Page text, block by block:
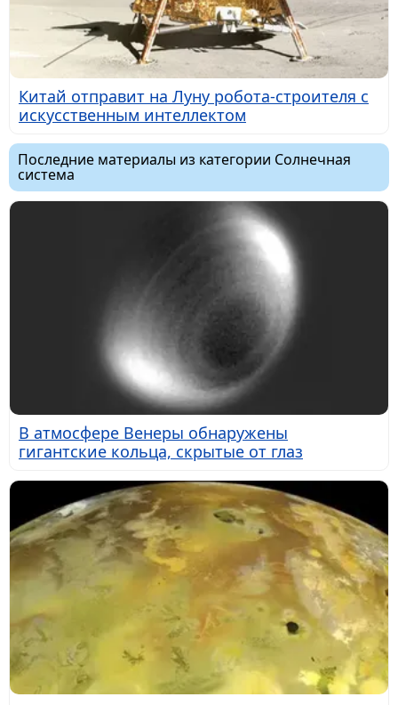
Китай отправит на Луну робота-строителя с
искусственным интеллектом
Последние материалы из категории Солнечная
система
В атмосфере Венеры обнаружены
гигантские кольца, скрытые от глаз